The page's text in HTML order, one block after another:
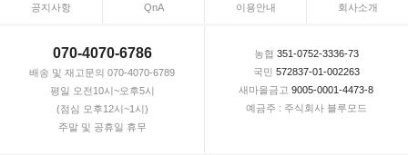
공지사항 QnA 이용안내 회사소개
070-4070-6786
배송 및 재고문의 070-4070-6789
평일 오전10시~오후5시
(점심 오후12시~1시)
주말 및 공휴일 휴무
농협 351-0752-3336-73
국민 572837-01-002263
새마을금고 9005-0001-4473-8
예금주 : 주식회사 블루모드